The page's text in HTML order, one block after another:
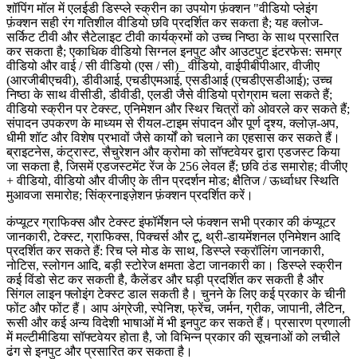
शॉपिंग मॉल में एलईडी डिस्प्ले स्क्रीन का उपयोग फ़ंक्शन "वीडियो प्लेइंग
फ़ंक्शन सही रंग गतिशील वीडियो छवि प्रदर्शित कर सकता है; यह क्लोज-
सर्किट टीवी और सैटेलाइट टीवी कार्यक्रमों को उच्च निष्ठा के साथ प्रसारित
कर सकता है; एकाधिक वीडियो सिग्नल इनपुट और आउटपुट इंटरफेस: समग्र
वीडियो और वाई / सी वीडियो (एस / सी)_ वीडियो, वाईपीबीपीआर, वीजीए
(आरजीबीएचवी), डीवीआई, एचडीएमआई, एसडीआई (एचडीएसडीआई); उच्च
निष्ठा के साथ वीसीडी, डीवीडी, एलडी जैसे वीडियो प्रोग्राम चला सकते हैं;
वीडियो स्क्रीन पर टेक्स्ट, एनिमेशन और स्थिर चित्रों को ओवरले कर सकते हैं;
संपादन उपकरण के माध्यम से रीयल-टाइम संपादन और पूर्ण दृश्य, क्लोज़-अप,
धीमी शॉट और विशेष प्रभावों जैसे कार्यों को चलाने का एहसास कर सकते हैं।
ब्राइटनेस, कंट्रास्ट, सैचुरेशन और क्रोमा को सॉफ्टवेयर द्वारा एडजस्ट किया
जा सकता है, जिसमें एडजस्टमेंट रेंज के 256 लेवल हैं; छवि ठंड समारोह; वीजीए
+ वीडियो, वीडियो और वीजीए के तीन प्रदर्शन मोड; क्षैतिज / ऊर्ध्वाधर स्थिति
मुआवजा समारोह; सिंक्रनाइज़ेशन फ़ंक्शन प्रदर्शित करें।
कंप्यूटर ग्राफिक्स और टेक्स्ट इंफॉर्मेशन प्ले फंक्शन सभी प्रकार की कंप्यूटर
जानकारी, टेक्स्ट, ग्राफिक्स, पिक्चर्स और टू, थ्री-डायमेंशनल एनिमेशन आदि
प्रदर्शित कर सकते हैं: रिच प्ले मोड के साथ, डिस्प्ले स्क्रॉलिंग जानकारी,
नोटिस, स्लोगन आदि, बड़ी स्टोरेज क्षमता डेटा जानकारी का। डिस्प्ले स्क्रीन
कई विंडो सेट कर सकती है, कैलेंडर और घड़ी प्रदर्शित कर सकती है और
सिंगल लाइन फ्लोइंग टेक्स्ट डाल सकती है। चुनने के लिए कई प्रकार के चीनी
फोंट और फोंट हैं। आप अंग्रेजी, स्पेनिश, फ्रेंच, जर्मन, ग्रीक, जापानी, लैटिन,
रूसी और कई अन्य विदेशी भाषाओं में भी इनपुट कर सकते हैं। प्रसारण प्रणाली
में मल्टीमीडिया सॉफ्टवेयर होता है, जो विभिन्न प्रकार की सूचनाओं को लचीले
ढंग से इनपुट और प्रसारित कर सकता है।